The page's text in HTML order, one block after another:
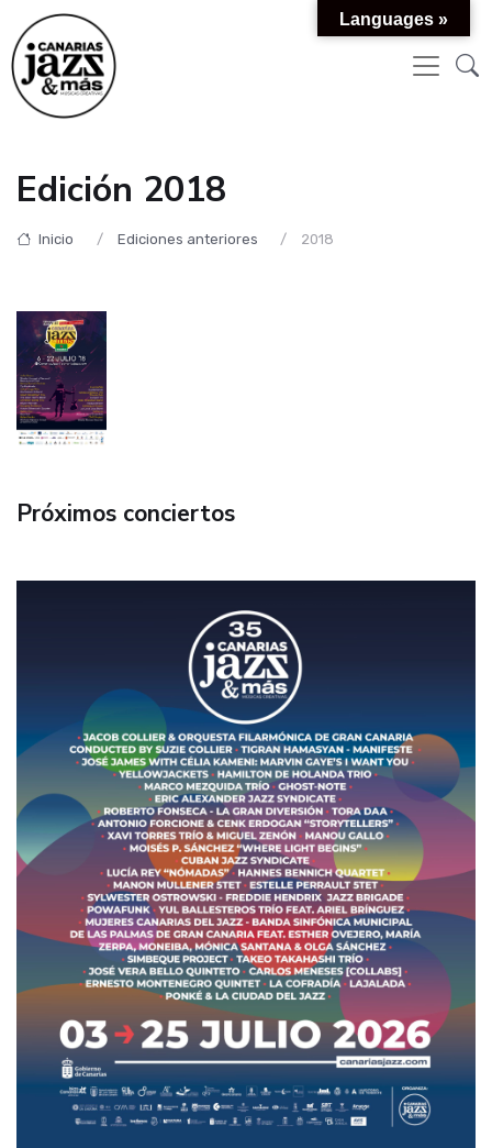
Edición 2018
Inicio Ediciones anteriores 2018
Próximos conciertos
Languages »